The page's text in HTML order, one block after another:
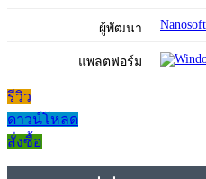
ผู้พัฒนา
แพลตฟอร์ม
รีวิว
ดาวน์โหลด
สั่งซื้อ